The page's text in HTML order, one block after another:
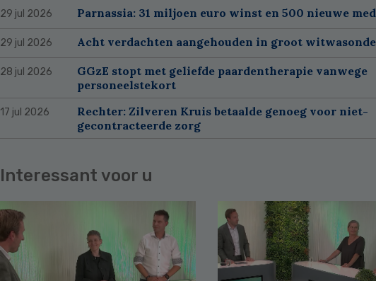
29 jul 2026 Parnassia: 31 miljoen euro winst en 500 nieuwe
29 jul 2026 Acht verdachten aangehouden in groot
28 jul 2026
GGzE stopt met geliefde paardentherapie vanwege
personeelstekort
17 jul 2026
Rechter: Zilveren Kruis betaalde genoeg voor niet-
gecontracteerde zorg
Interessant voor u